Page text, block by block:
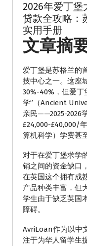
2026年爱丁
贷款全攻略：
实用手册
文章摘
爱丁堡是苏格兰的
技中心之一。这座
30%-40%，但爱丁
学”（Ancient
亲民——2025-2026
£24,000-£40,000/
算机科学）学费甚
对于在爱丁堡求学
销之间的资金缺口
在英国这个拥有成
产品种类丰富，但
学生由于缺乏英国
障碍。
AvriLoan作为以中
注于为华人留学生